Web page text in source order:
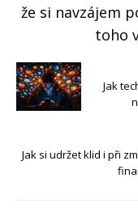
že si navzájem
toho
Jak
Jak si udržet klid i při